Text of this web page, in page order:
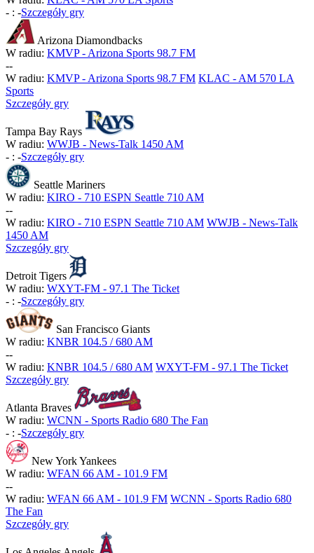
- : -Szczegóły gry
Arizona Diamondbacks
W radiu: KMVP - Arizona Sports 98.7 FM
--
W radiu: KMVP - Arizona Sports 98.7 FM KLAC - AM 570 LA
Sports
Szczegóły gry
Tampa Bay Rays
W radiu: WWJB - News-Talk 1450 AM
- : -Szczegóły gry
Seattle Mariners
W radiu: KIRO - 710 ESPN Seattle 710 AM
--
W radiu: KIRO - 710 ESPN Seattle 710 AM WWJB - News-Talk
1450 AM
Szczegóły gry
Detroit Tigers
W radiu: WXYT-FM - 97.1 The Ticket
- : -Szczegóły gry
San Francisco Giants
W radiu: KNBR 104.5 / 680 AM
--
W radiu: KNBR 104.5 / 680 AM WXYT-FM - 97.1 The Ticket
Szczegóły gry
Atlanta Braves
W radiu: WCNN - Sports Radio 680 The Fan
- : -Szczegóły gry
New York Yankees
W radiu: WFAN 66 AM - 101.9 FM
--
W radiu: WFAN 66 AM - 101.9 FM WCNN - Sports Radio 680
The Fan
Szczegóły gry